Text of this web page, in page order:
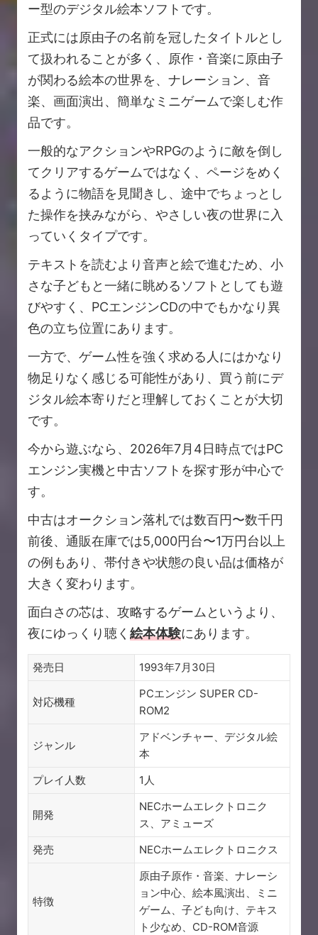
ー型のデジタル絵本ソフトです。
正式には原由子の名前を冠したタイトルとし
て扱われることが多く、原作・音楽に原由子
が関わる絵本の世界を、ナレーション、音
楽、画面演出、簡単なミニゲームで楽しむ作
品です。
一般的なアクションやRPGのように敵を倒し
てクリアするゲームではなく、ページをめく
るように物語を見聞きし、途中でちょっとし
た操作を挟みながら、やさしい夜の世界に入
っていくタイプです。
テキストを読むより音声と絵で進むため、小
さな子どもと一緒に眺めるソフトとしても遊
びやすく、PCエンジンCDの中でもかなり異
色の立ち位置にあります。
一方で、ゲーム性を強く求める人にはかなり
物足りなく感じる可能性があり、買う前にデ
ジタル絵本寄りだと理解しておくことが大切
です。
今から遊ぶなら、2026年7月4日時点ではPC
エンジン実機と中古ソフトを探す形が中心で
す。
中古はオークション落札では数百円〜数千円
前後、通販在庫では5,000円台〜1万円台以上
の例もあり、帯付きや状態の良い品は価格が
大きく変わります。
面白さの芯は、攻略するゲームというより、
夜にゆっくり聴く 絵本体験にあります。
発売日 1993年7月30日
対応機種
PCエンジン SUPER CD-
ROM2
ジャンル
アドベンチャー、デジタル絵
本
プレイ人数
1人
開発
NECホームエレクトロニク
ス、アミューズ
発売
NECホームエレクトロニクス
特徴
原由子原作・音楽、ナレーシ
ョン中心、絵本風演出、ミニ
ゲーム、子ども向け、テキス
ト少なめ、CD-ROM音源